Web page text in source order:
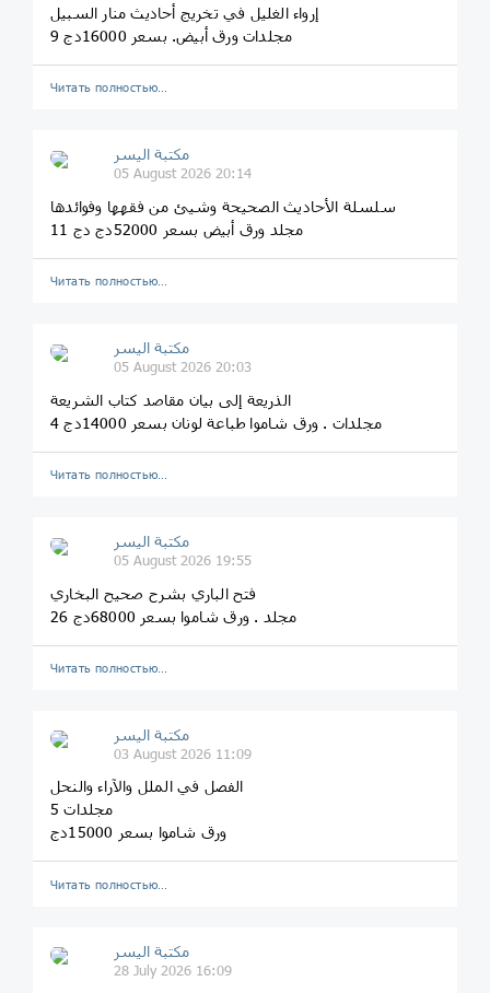
إرواء الغليل في تخريج أحاديث منار السبيل
9 مجلدات ورق أبيض. بسعر 16000دج
Читать полностью…
مكتبة اليسر
05 August 2026 20:14
سلسلة الأحاديث الصحيحة وشيئ من فقهها وفوائدها
11 مجلد ورق أبيض بسعر 52000دج دج
Читать полностью…
مكتبة اليسر
05 August 2026 20:03
الذريعة إلى بيان مقاصد كتاب الشريعة
4 مجلدات . ورق شاموا طباعة لونان بسعر 14000دج
Читать полностью…
مكتبة اليسر
05 August 2026 19:55
فتح الباري بشرح صحيح البخاري
26 مجلد . ورق شاموا بسعر 68000دج
Читать полностью…
مكتبة اليسر
03 August 2026 11:09
الفصل في الملل والآراء والنحل
5 مجلدات
ورق شاموا بسعر 15000دج
Читать полностью…
مكتبة اليسر
28 July 2026 16:09